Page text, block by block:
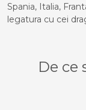
Spania, Italia,
legatura cu cei
De ce